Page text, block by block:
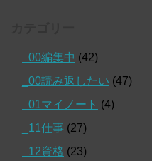
_00編集中 (42)
_00読み返したい (47)
_01マイノート (4)
_11仕事 (27)
_12資格 (23)